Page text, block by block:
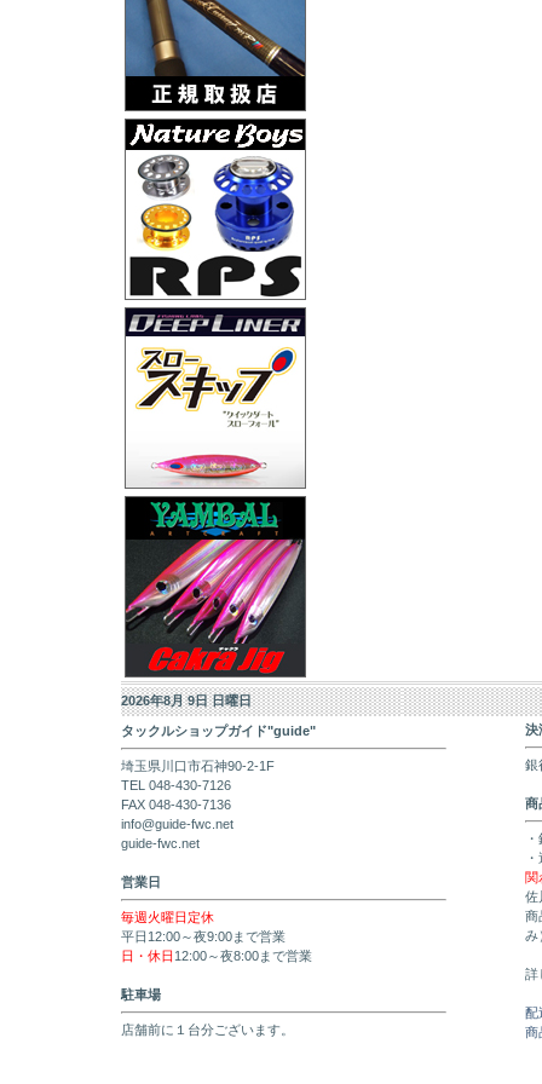
2026年8月 9日 日曜日
タックルショップガイド"guide"
埼玉県川口市石神90-2-1F
TEL 048-430-7126
FAX 048-430-7136
info@guide-fwc.net
guide-fwc.net
営業日
毎週火曜日定休
平日12:00～夜9:00まで営業
日・休日 12:00～夜8:00まで営業
駐車場
店舗前に１台分ございます。
決
銀
商
関
佐
商
み
詳
配
商